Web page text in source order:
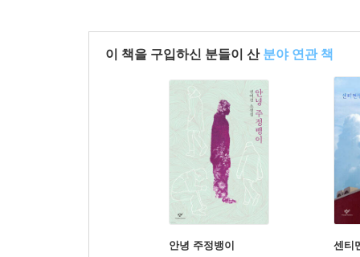
이 책을 구입하신 분들이 산 분야 연관 책
안녕 주정뱅이 센티